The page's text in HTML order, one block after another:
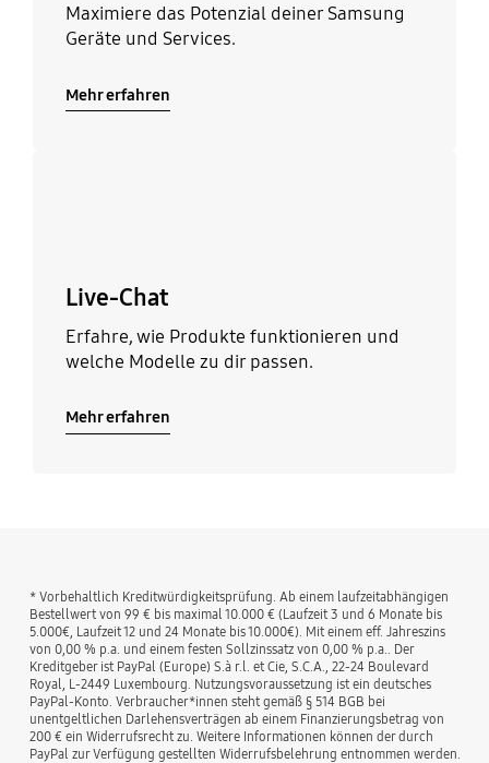
Maximiere das Potenzial deiner Samsung
Geräte und Services.
Mehr erfahren
Live-Chat
Erfahre, wie Produkte funktionieren und
welche Modelle zu dir passen.
Mehr erfahren
* Vorbehaltlich Kreditwürdigkeitsprüfung. Ab einem laufzeitabhängigen
Bestellwert von 99 € bis maximal 10.000 € (Laufzeit 3 und 6 Monate bis
5.000€, Laufzeit 12 und 24 Monate bis 10.000€). Mit einem eff. Jahreszins
von 0,00 % p.a. und einem festen Sollzinssatz von 0,00 % p.a.. Der
Kreditgeber ist PayPal (Europe) S.à r.l. et Cie, S.C.A., 22-24 Boulevard
Royal, L-2449 Luxembourg. Nutzungsvoraussetzung ist ein deutsches
PayPal-Konto. Verbraucher*innen steht gemäß § 514 BGB bei
unentgeltlichen Darlehensverträgen ab einem Finanzierungsbetrag von
200 € ein Widerrufsrecht zu. Weitere Informationen können der durch
PayPal zur Verfügung gestellten Widerrufsbelehrung entnommen werden.